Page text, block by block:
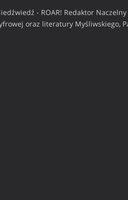
- ROAR! Redaktor
oraz literatury Myśliwskiego,